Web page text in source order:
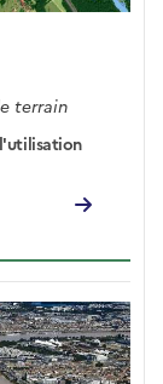
terrain